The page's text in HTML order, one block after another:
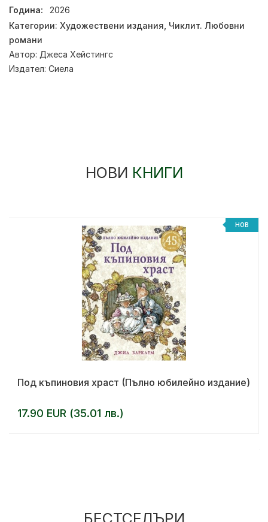
Година:
2026
Категории: Художествени издания Чиклит. Любовни
романи
Автор: Джеса Хейстингс
Издател: Сиела
НОВИ КНИГИ
НОВ
Под къпиновия храст (Пълно юбилейно издание)
17.90 EUR (35.01 лв.)
БЕСТСЕЛЪРИ